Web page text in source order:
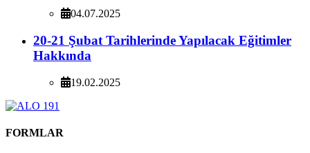
04.07.2025
20-21 Şubat Tarihlerinde Yapılacak Eğitimler
Hakkında
19.02.2025
FORMLAR